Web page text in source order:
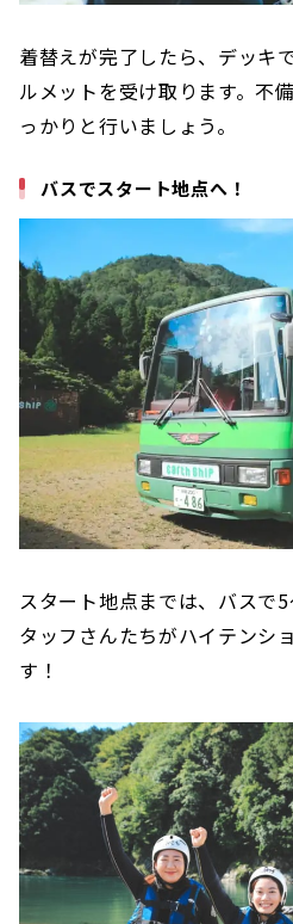
着替えが完了したら、デッキ
ルメットを受け取ります。不
っかりと行いましょう。
バスでスタート地点へ！
スタート地点までは、バスで
タッフさんたちがハイテンシ
す！